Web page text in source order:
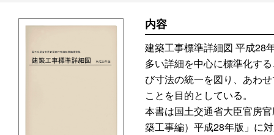
内容
建築工事標準詳細図 平成28
多い詳細を中心に標準化す
び寸法の統一を図り、あわ
ことを目的としている。
本書は国土交通省大臣官房
築工事編）平成28年版」に